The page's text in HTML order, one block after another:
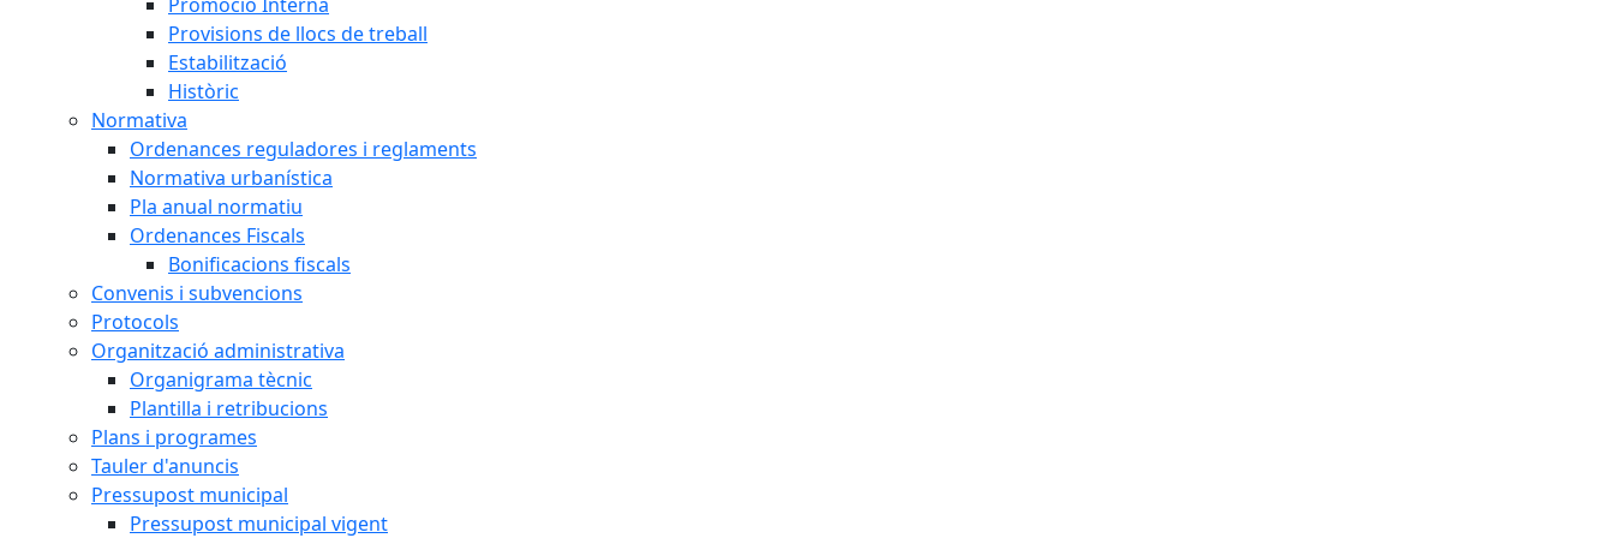
Provisions de llocs de treball
Estabilització
Històric
Normativa
Ordenances reguladores i reglaments
Normativa urbanística
Pla anual normatiu
Ordenances Fiscals
Bonificacions fiscals
Convenis i subvencions
Protocols
Organització administrativa
Organigrama tècnic
Plantilla i retribucions
Plans i programes
Tauler d'anuncis
Pressupost municipal
Pressupost municipal vigent